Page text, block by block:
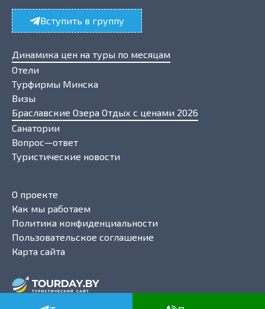
Динамика цен на туры по месяцам
Отели
Турфирмы Минска
Визы
Браславские Озера Отдых с ценами 2026
Санатории
Вопрос—ответ
Туристические новости
О проекте
Как мы работаем
Политика конфиденциальности
Пользовательское соглашение
Карта сайта
Вступить в группу